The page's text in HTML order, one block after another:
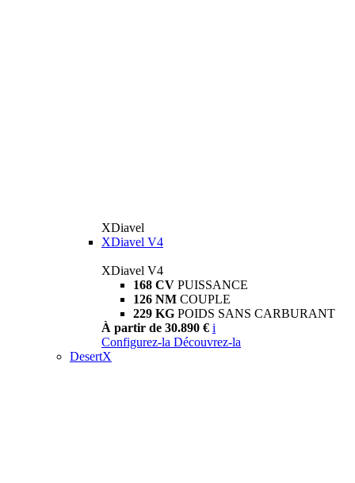
XDiavel
XDiavel V4
XDiavel V4
168 CV PUISSANCE
126 NM COUPLE
229 KG POIDS SANS CARBURANT
À partir de 30.890 € i
Configurez-la Découvrez-la
DesertX